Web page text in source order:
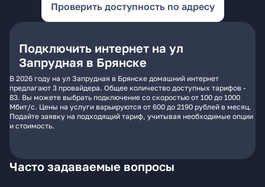
Проверить доступность по адресу
Подключить интернет на ул
Запрудная в Брянске
В 2026 году на ул Запрудная в Брянске домашний интернет
предлагают 3 провайдера. Общее количество доступных тарифов -
83. Вы можете выбрать подключение со скоростью от 100 до 1000
Мбит/с. Цены на услуги варьируются от 600 до 2190 рублей в месяц.
Подайте заявку на подходящий тариф, учитывая необходимые опции
и стоимость.
Часто задаваемые вопросы